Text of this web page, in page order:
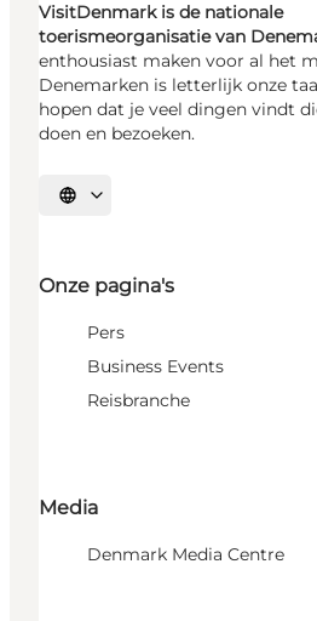
VisitDenmark is de nationale
toerismeorganisatie van
enthousiast maken voor al het
Denemarken is letterlijk onze
hopen dat je veel dingen vindt
doen en bezoeken.
Selecteer taal
Onze pagina's
Pers
Business Events
Reisbranche
Media
Denmark Media Centre